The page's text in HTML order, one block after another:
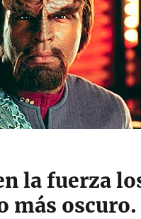
la fuerza
más oscuro.